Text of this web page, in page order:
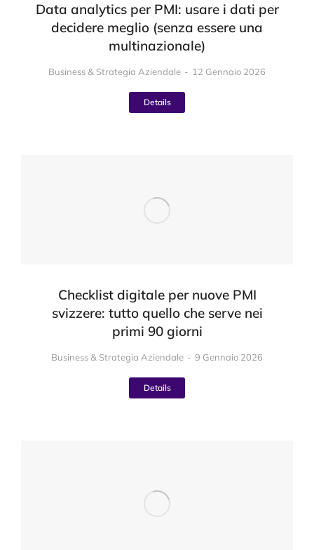
Data analytics per PMI: usare i dati per
decidere meglio (senza essere una
multinazionale)
Business & Strategia Aziendale 12 Gennaio 2026
Details
Checklist digitale per nuove PMI
svizzere: tutto quello che serve nei
primi 90 giorni
Business & Strategia Aziendale 9 Gennaio 2026
Details